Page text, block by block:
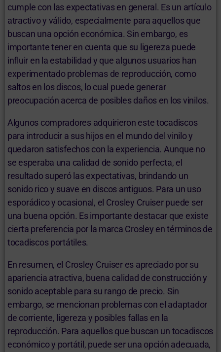
cumple con las expectativas en general. Es un artículo
atractivo y válido, especialmente para aquellos que
buscan una opción económica. Sin embargo, es
importante tener en cuenta que su ligereza puede
influir en la estabilidad y que algunos usuarios han
experimentado problemas de reproducción, como
saltos en los discos, lo cual puede generar
preocupación acerca de posibles daños en los vinilos.
Algunos compradores adquirieron este tocadiscos
para introducir a sus hijos en el mundo del vinilo y
quedaron satisfechos con la experiencia. Aunque no
se esperaba una calidad de sonido perfecta, el
resultado superó las expectativas, brindando un
sonido rico y suave en discos antiguos. Para un uso
esporádico y ocasional, el Crosley Cruiser puede ser
una buena opción. Es importante destacar que existe
cierta preferencia por la marca Crosley en términos de
tocadiscos portátiles.
En resumen, el Crosley Cruiser es apreciado por su
apariencia atractiva, buena calidad de construcción y
sonido aceptable para su rango de precio. Sin
embargo, se mencionan problemas con el adaptador
de corriente, ligereza y posibles fallas en la
reproducción. Para aquellos que buscan un tocadiscos
económico y portátil, puede ser una opción adecuada,